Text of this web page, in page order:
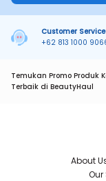
Customer Service
+62 813 1000
Temukan Promo
Terbaik di BeautyHaul
About
Our